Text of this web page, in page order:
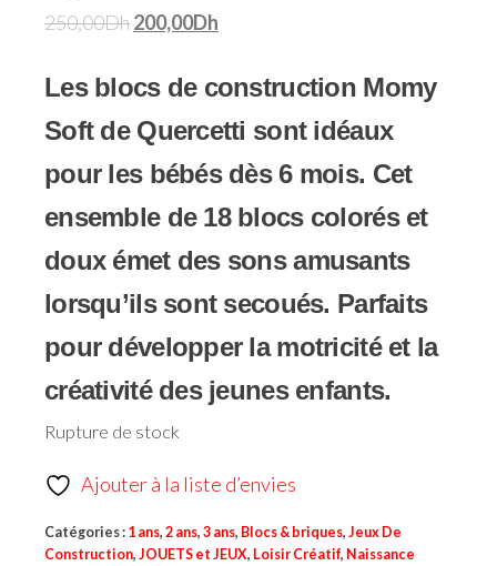
250,00Dh200,00Dh
Les blocs de construction Momy
Soft de Quercetti sont idéaux
pour les bébés dès 6 mois. Cet
ensemble de 18 blocs colorés et
doux émet des sons amusants
lorsqu’ils sont secoués. Parfaits
pour développer la motricité et la
créativité des jeunes enfants.
Rupture de stock
Ajouter à la liste d’envies
Catégories : 1 ans, 2 ans, 3 ans, Blocs & briques, Jeux De
Construction, JOUETS et JEUX, Loisir Créatif, Naissance